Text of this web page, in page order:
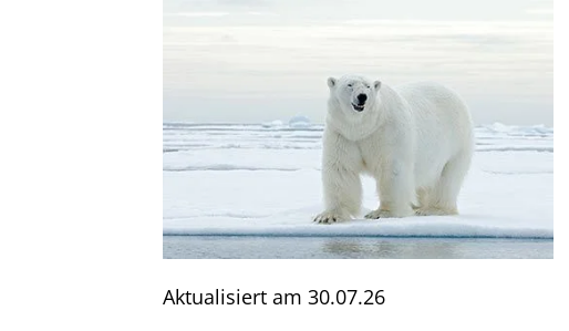
Aktualisiert am 30.07.26